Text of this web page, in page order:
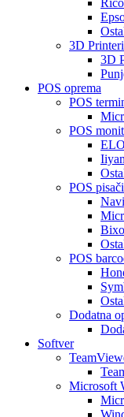
3D Printeri
3D
POS oprema
POS
POS
POS pisači
POS
Dodatna
Softver
Microsoft